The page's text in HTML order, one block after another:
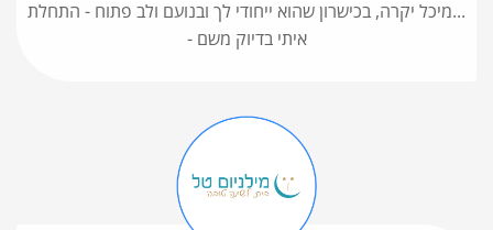
...מיכל יקרה, בכישרון שהוא ייחודי לך ובנועם ולב פתוח - התחלת
איתי בדיוק משם -